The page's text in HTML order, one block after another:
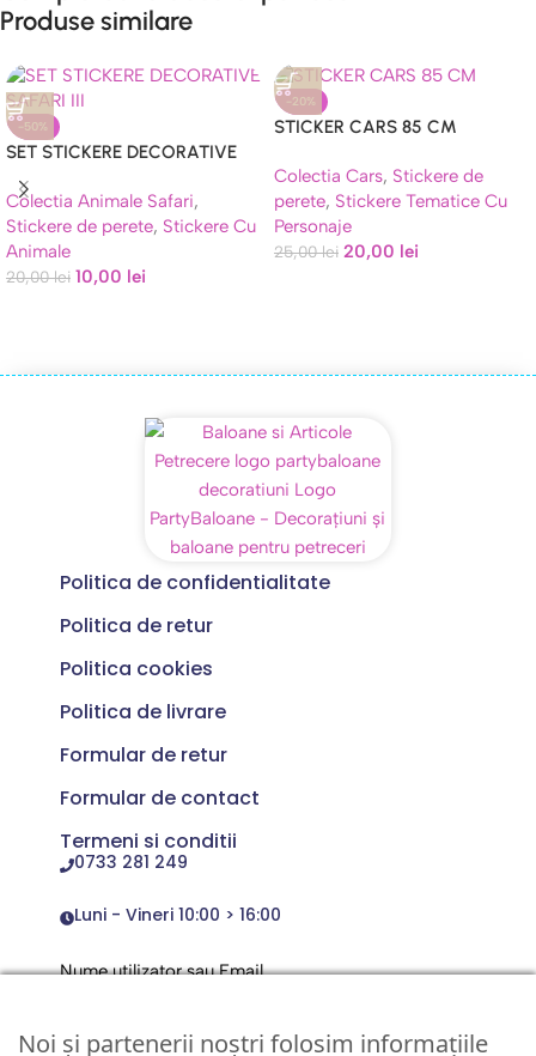
Produse similare
-50%
SET STICKERE DECORATIVE
SAFARI III
Colectia Animale Safari,
Stickere de perete, Stickere Cu
Animale
20,00lei 10,00 lei
-20%
STICKER CARS 85 CM
Colectia Cars, Stickere de
perete, Stickere Tematice Cu
Personaje
25,00lei 20,00 lei
Politica de confidentialitate
Politica de retur
Politica cookies
Politica de livrare
Formular de retur
Formular de contact
Termeni si conditii
0733 281 249
Luni - Vineri 10:00 > 16:00
Nume utilizator sau Email
Noi și partenerii noștri folosim informațiile